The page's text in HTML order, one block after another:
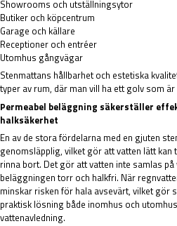
Showrooms och utställningsytor
Butiker och köpcentrum
Garage och källare
Receptioner och entréer
Utomhus gångvägar
Stenmattans hållbarhet och estetiska
typer av rum, där man vill ha ett golv som
Permeabel beläggning säkerställer
halksäkerhet
En av de stora fördelarna med en gjuten
genomsläpplig, vilket gör att vatten lätt
rinna bort. Det gör att vatten inte samlas
beläggningen torr och halkfri. När
minskar risken för hala avsevärt, vilket gör
praktisk lösning både inomhus och
vattenavledning.